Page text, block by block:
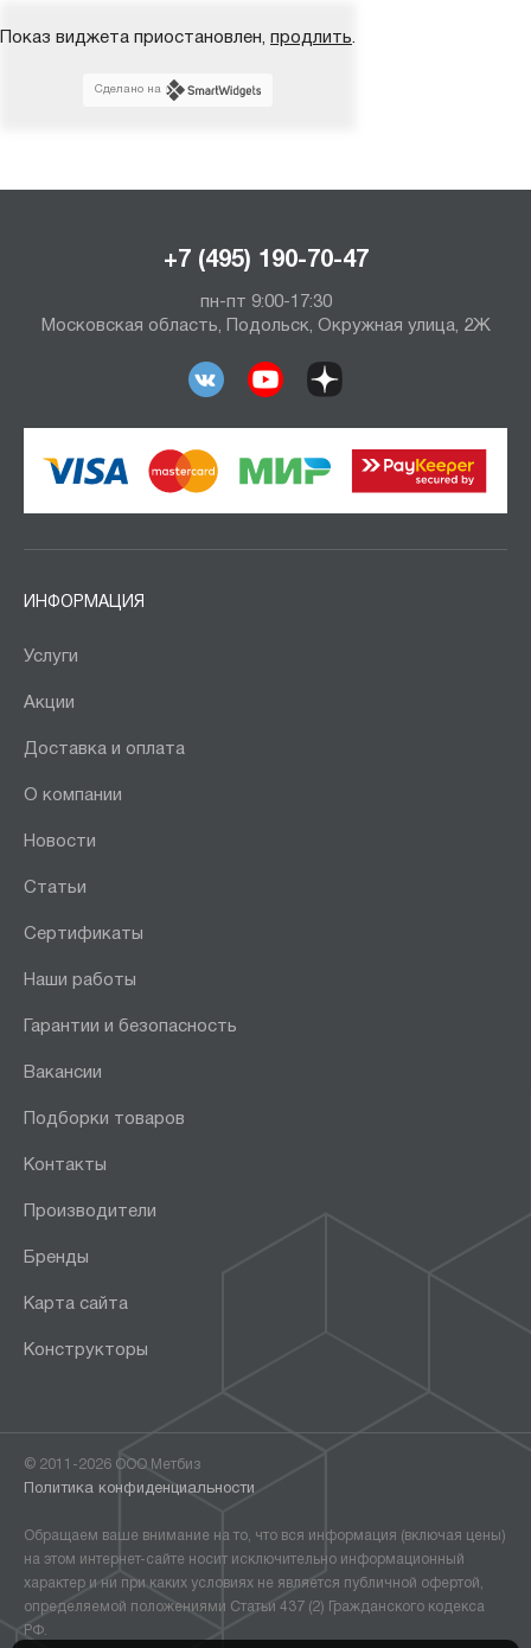
Показ виджета приостановлен, продлить.
Сделано на
+7 (495) 190-70-47
пн-пт 9:00-17:30
Московская область, Подольск, Окружная улица, 2Ж
ИНФОРМАЦИЯ
Услуги
Акции
Доставка и оплата
О компании
Новости
Статьи
Сертификаты
Наши работы
Гарантии и безопасность
Вакансии
Подборки товаров
Контакты
Производители
Бренды
Карта сайта
Конструкторы
© 2011-2026 ООО Метбиз
Политика конфиденциальности
Обращаем ваше внимание на то, что вся информация (включая цены)
на этом интернет-сайте носит исключительно информационный
характер и ни при каких условиях не является публичной офертой,
определяемой положениями Статьи 437 (2) Гражданского кодекса
РФ.